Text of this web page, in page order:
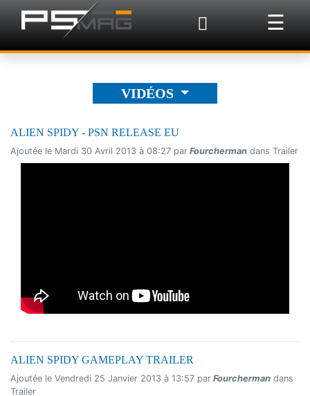
☰
×
VIDÉOS
ALIEN SPIDY - PSN RELEASE EU
Ajoutée le Mardi 30 Avril 2013 à 08:27 par Fourcherman dans Trailer
ALIEN SPIDY GAMEPLAY TRAILER
Ajoutée le Vendredi 25 Janvier 2013 à 13:57 par Fourcherman dans
Trailer